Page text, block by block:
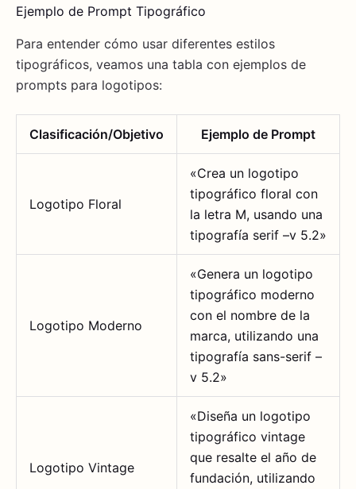
Ejemplo de Prompt Tipográfico
Para entender cómo usar diferentes estilos
tipográficos, veamos una tabla con ejemplos de
prompts para logotipos:
Clasificación/Objetivo Ejemplo de Prompt
Logotipo Floral
«Crea un logotipo
tipográfico floral con
la letra M, usando una
tipografía serif –v 5.2»
Logotipo Moderno
«Genera un logotipo
tipográfico moderno
con el nombre de la
marca, utilizando una
tipografía sans-serif –
v 5.2»
Logotipo Vintage
«Diseña un logotipo
tipográfico vintage
que resalte el año de
fundación, utilizando